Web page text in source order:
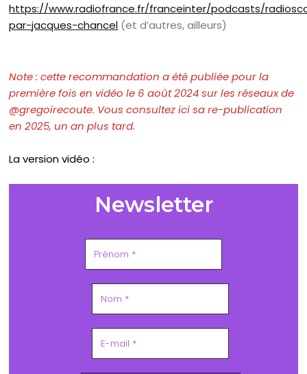
https://www.radiofrance.fr/franceinter/podcasts/
par-jacques-chancel (et d’autres, ailleurs)
Note : cette recommandation a été publiée pour la
première fois en vidéo le 6août2024 sur les réseaux de
@gregoirecoute. Vous consultez ici sa re-publication
en 2025, un an plus tard.
La version vidéo :
Newsletter